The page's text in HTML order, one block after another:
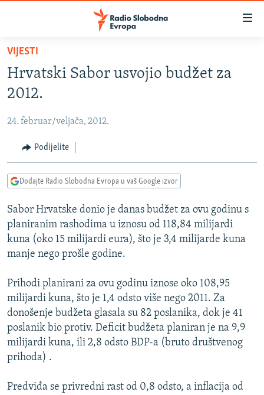
Pređite
glavni
sadržaj
na
navigaciju
Pređite
na
KOSOVO
CRNA GORA
VIDEO
FOTOGALERIJE
INFOGRAFIKE
PODCASTI
RAT U UKRAJINI
KINA NA BALKANU
RSE PRIČE IZ SVIJETA
ISPRIČAJ MI
DNEVNO@RSE
SPECIJALI RSE
VIŠE OD NASLOVA
GENOCID U SREBRENICI
POPLAVE I KLIZIŠTA U BIH 2024.
PRATITE NAS
VIJESTI
Hrvatski Sabor usvojio budžet za
2012.
24. februar/veljača, 2012.
Podijelite
Dodajte Radio Slobodna Evropa u vaš Google izvor
Sabor Hrvatske donio je danas budžet za ovu godinu s
planiranim rashodima u iznosu od 118,84 milijardi
kuna (oko 15 milijardi eura), što je 3,4 milijarde kuna
manje nego prošle godine.
Prihodi planirani za ovu godinu iznose oko 108,95
milijardi kuna, što je 1,4 odsto više nego 2011. Za
donošenje budžeta glasala su 82 poslanika, dok je 41
poslanik bio protiv. Deficit budžeta planiran je na 9,9
milijardi kuna, ili 2,8 odsto BDP-a (bruto društvenog
prihoda) .
Predviđa se privredni rast od 0,8 odsto, a inflacija od